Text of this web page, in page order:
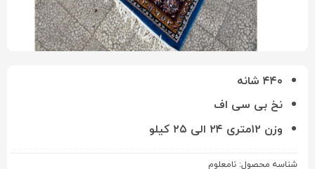
۴۴۰ شانه
نخ بی سی اف
وزن ۱۲متری ۲۴ الی ۲۵ کیلو
شناسه محصول: نامعلوم